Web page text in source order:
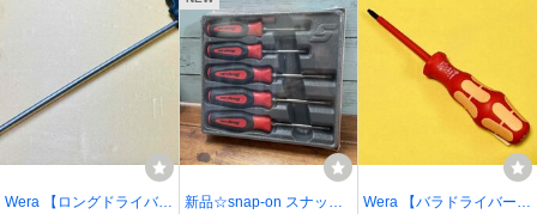
Wera 【ロングドライバ
新品☆snap-on スナップ
Wera 【バラドライバー】